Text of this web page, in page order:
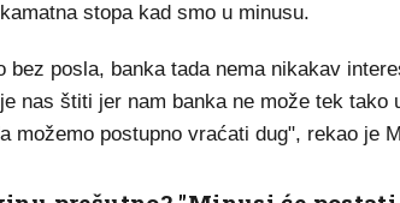
stopa kad smo u minusu.
bez posla, banka tada nema nikakav
nas štiti jer nam banka ne može tek tako
možemo postupno vraćati dug", rekao je